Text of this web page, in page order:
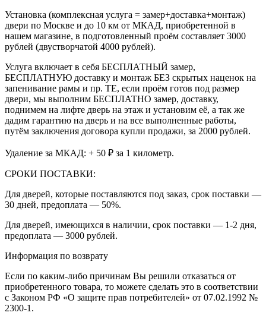
Установка (комплексная услуга = замер+доставка+монтаж)
двери по Москве и до 10 км от МКАД, приобретенной в
нашем магазине, в подготовленный проём составляет 3000
рублей (двустворчатой 4000 рублей).
Услуга включает в себя БЕСПЛАТНЫЙ замер,
БЕСПЛАТНУЮ доставку и монтаж БЕЗ скрытых наценок на
запенивание рамы и пр. ТЕ, если проём готов под размер
двери, мы выполним БЕСПЛАТНО замер, доставку,
поднимем на лифте дверь на этаж и установим её, а так же
дадим гарантию на дверь и на все выполненные работы,
путём заключения договора купли продажи, за 2000 рублей.
Удаление за МКАД: + 50 ₽ за 1 километр.
СРОКИ ПОСТАВКИ:
Для дверей, которые поставляются под заказ, срок поставки —
30 дней, предоплата — 50%.
Для дверей, имеющихся в наличии, срок поставки — 1-2 дня,
предоплата — 3000 рублей.
Информация по возврату
Если по каким-либо причинам Вы решили отказаться от
приобретенного товара, то можете сделать это в соответствии
с Законом РФ «О защите прав потребителей» от 07.02.1992 №
2300-1.